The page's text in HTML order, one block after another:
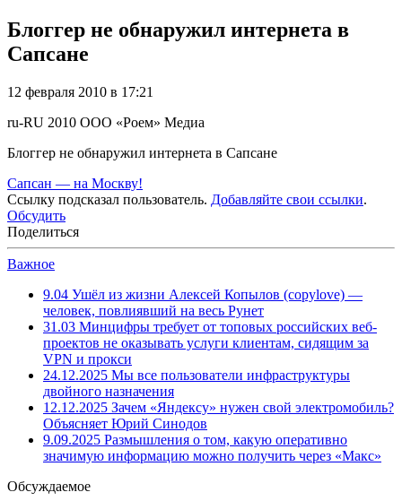
Блоггер не обнаружил интернета в
Сапсане
12 февраля 2010 в 17:21
ru-RU 2010 ООО «Роем» Медиа
Блоггер не обнаружил интернета в Сапсане
Сапсан — на Москву!
Ссылку подсказал пользователь. Добавляйте свои ссылки.
Обсудить
Поделиться
Важное
9.04 Ушёл из жизни Алексей Копылов (copylove) —
человек, повлиявший на весь Рунет
31.03 Минцифры требует от топовых российских веб-
проектов не оказывать услуги клиентам, сидящим за
VPN и прокси
24.12.2025 Мы все пользователи инфраструктуры
двойного назначения
12.12.2025 Зачем «Яндексу» нужен свой электромобиль?
Объясняет Юрий Синодов
9.09.2025 Размышления о том, какую оперативно
значимую информацию можно получить через «Макс»
Обсуждаемое